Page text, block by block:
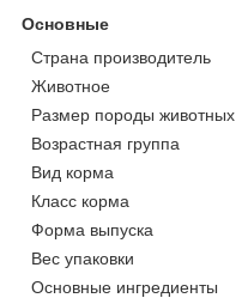
Основные
Страна производитель
Животное
Размер породы животных
Возрастная группа
Вид корма
Класс корма
Форма выпуска
Вес упаковки
Основные ингредиенты